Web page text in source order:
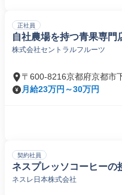
正社員
自社農場を持つ青果専門
株式会社セントラルフルーツ
〒600-8216京都府京都市
月給23万円～30万円
契約社員
ネスプレッソコーヒーの
ネスレ日本株式会社